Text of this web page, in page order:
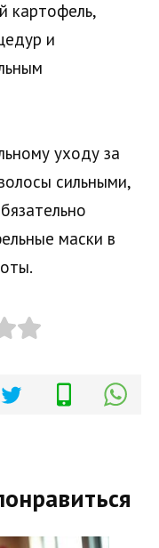
картофель,
и
уходу за
сильными,
маски в